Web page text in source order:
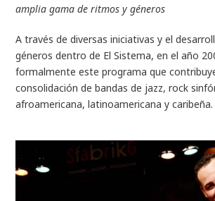
amplia gama de ritmos y géneros
A través de diversas iniciativas y el
géneros dentro de El Sistema, en el año
formalmente este programa que
consolidación de bandas de jazz, rock
afroamericana, latinoamericana y caribeña.